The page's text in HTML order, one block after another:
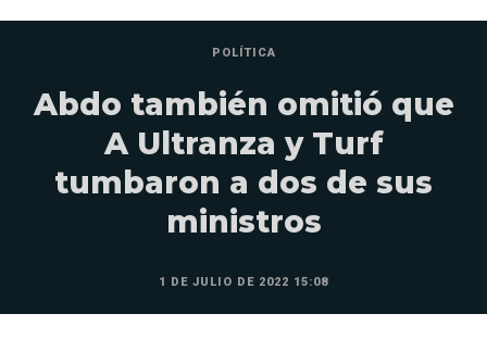
POLÍTICA
Abdo también omitió que
A Ultranza y Turf
tumbaron a dos de sus
ministros
1 DE JULIO DE 2022 15:08